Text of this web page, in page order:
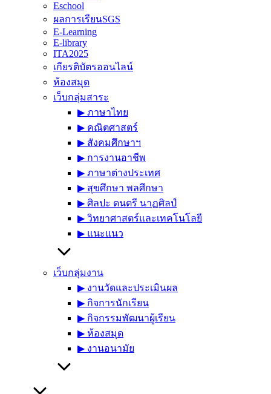
Eschool
ผลการเรียนSGS
E-Learning
E-library
ITA2025
เกียรติบัตรออนไลน์
ห้องสมุด
เว็บกลุ่มสาระ
▶︎ ภาษาไทย
▶︎ คณิตศาสตร์
▶︎ สังคมศึกษาฯ
▶︎ การงานอาชีพ
▶︎ ภาษาต่างประเทศ
▶︎ สุขศึกษา พลศึกษา
▶︎ ศิลปะ ดนตรี นาฏศิลป์
▶︎ วิทยาศาสตร์และเทคโนโลยี
▶︎ แนะแนว
เว็บกลุ่มงาน
▶︎ งานวัดและประเมินผล
▶︎ กิจการนักเรียน
▶︎ กิจกรรมพัฒนาผู้เรียน
▶︎ ห้องสมุด
▶︎ งานอนามัย